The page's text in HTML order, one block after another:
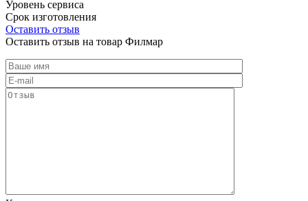
Уровень сервиса
Срок изготовления
Оставить отзыв
Оставить отзыв на товар Филмар